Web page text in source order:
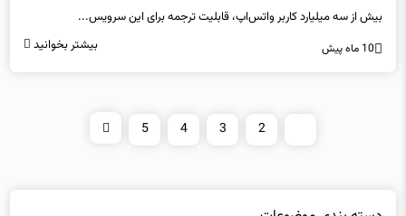
10 ماه پیش بیشتر بخوانید